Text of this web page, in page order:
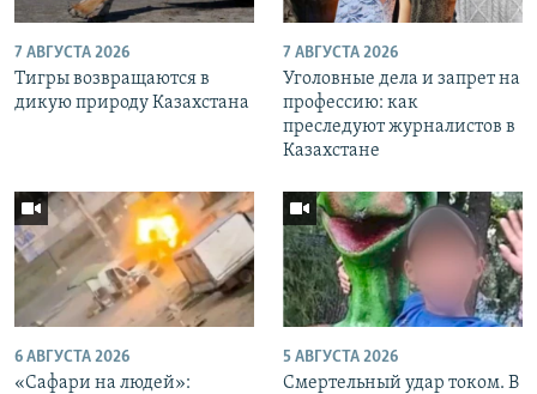
7 АВГУСТА 2026
Тигры возвращаются в
дикую природу Казахстана
7 АВГУСТА 2026
Уголовные дела и запрет на
профессию: как
преследуют журналистов в
Казахстане
6 АВГУСТА 2026
«Cафари на людей»:
5 АВГУСТА 2026
Смертельный удар током. В